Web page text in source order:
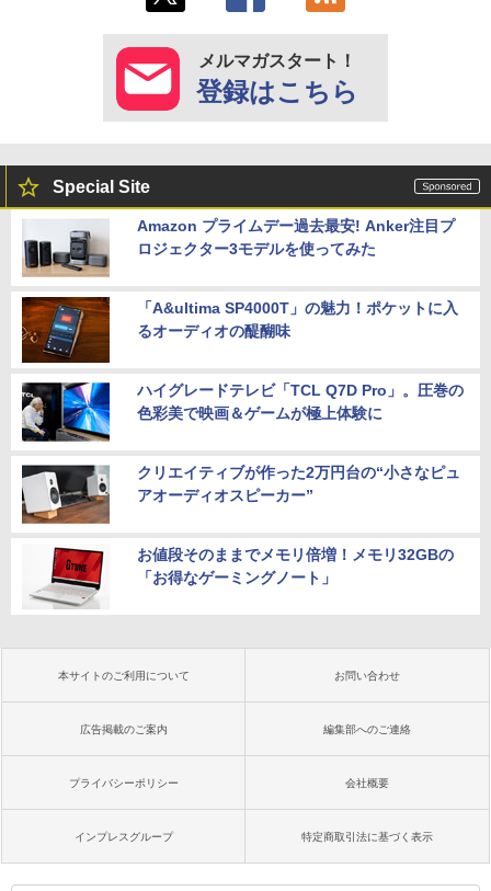
メルマガスタート！
登録はこちら
Special Site
Amazon プライムデー過去最安! Anker注目プ
ロジェクター3モデルを使ってみた
「A&ultima SP4000T」の魅力！ポケットに入
るオーディオの醍醐味
ハイグレードテレビ「TCL Q7D Pro」。圧巻の
色彩美で映画＆ゲームが極上体験に
クリエイティブが作った2万円台の“小さなピュ
アオーディオスピーカー”
お値段そのままでメモリ倍増！メモリ32GBの
「お得なゲーミングノート」
本サイトのご利用について お問い合わせ
広告掲載のご案内 編集部へのご連絡
プライバシーポリシー 会社概要
インプレスグループ 特定商取引法に基づく表示